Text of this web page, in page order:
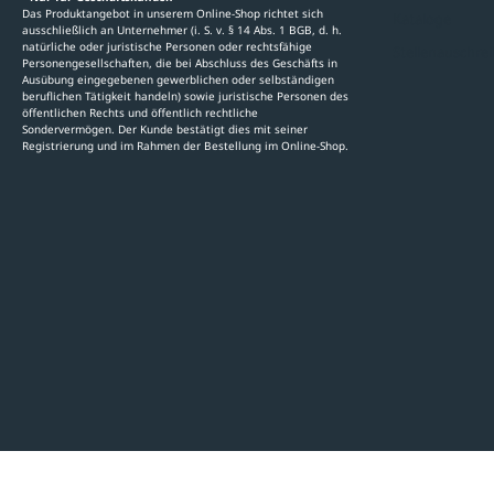
Das Produktangebot in unserem Online-Shop richtet sich
ausschließlich an Unternehmer (i. S. v. § 14 Abs. 1 BGB, d. h.
natürliche oder juristische Personen oder rechtsfähige
Personengesellschaften, die bei Abschluss des Geschäfts in
Ausübung eingegebenen gewerblichen oder selbständigen
beruflichen Tätigkeit handeln) sowie juristische Personen des
öffentlichen Rechts und öffentlich rechtliche
Sondervermögen. Der Kunde bestätigt dies mit seiner
Registrierung und im Rahmen der Bestellung im Online-Shop.